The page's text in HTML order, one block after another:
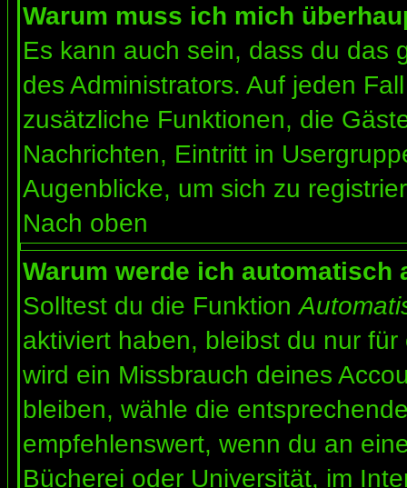
Warum muss ich mich
Es kann auch sein, dass du das
des Administrators. Auf jeden
zusätzliche Funktionen, die
Nachrichten, Eintritt in
Augenblicke, um sich zu
Nach oben
Warum werde ich automatisch
Solltest du die Funktion
aktiviert haben, bleibst du nur
wird ein Missbrauch deines
bleiben, wähle die
empfehlenswert, wenn du an
Bücherei oder Universität, im